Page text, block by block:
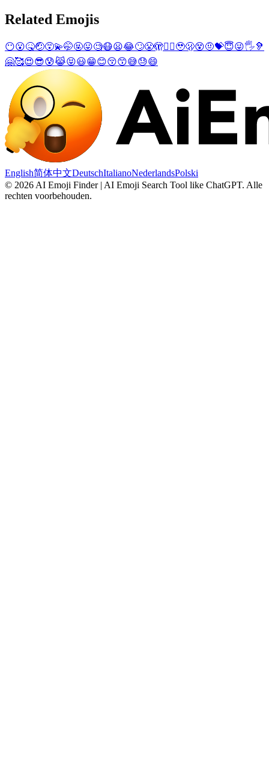
Related Emojis
😶😮🤒🤕😵‍💫🤭🤬😛🧐😷😦😂🙄😤🫣😶‍🌫️🥹🫢😵🤨💝😇😜🖐️🦻
🤗🥰😍😎😰😹😝😃😁😊😚😙😅😓😄
English简体中文DeutschItalianoNederlandsPolski
© 2026 AI Emoji Finder | AI Emoji Search Tool like ChatGPT. Alle
rechten voorbehouden.